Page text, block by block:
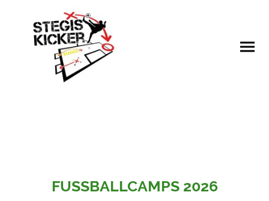
FUSSBALLCAMPS 2026